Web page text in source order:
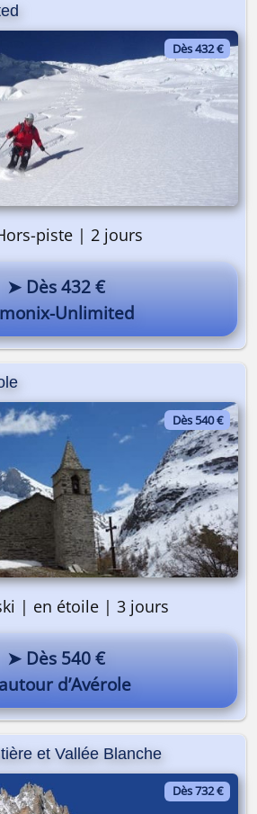
Dès 432 €
piste | 2 jours
➤ Dès 432 €
Unlimited
Dès 540 €
| en étoile | 3 jours
➤ Dès 540 €
d’Avérole
et Vallée Blanche
Dès 732 €